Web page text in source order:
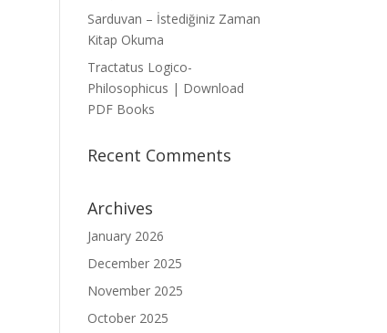
Sarduvan – İstediğiniz Zaman
Kitap Okuma
Tractatus Logico-
Philosophicus | Download
PDF Books
Recent Comments
Archives
January 2026
December 2025
November 2025
October 2025